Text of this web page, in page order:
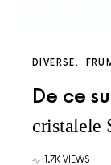
DIVERSE
De ce
cristalele
1.7K VIEWS